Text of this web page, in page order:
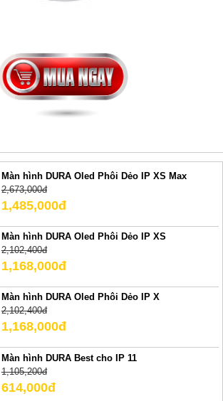
Màn hình DURA Oled Phôi Dẻo IP XS Max
2,673,000đ
1,485,000đ
Màn hình DURA Oled Phôi Dẻo IP XS
2,102,400đ
1,168,000đ
Màn hình DURA Oled Phôi Dẻo IP X
2,102,400đ
1,168,000đ
Màn hình DURA Best cho IP 11
1,105,200đ
614,000đ